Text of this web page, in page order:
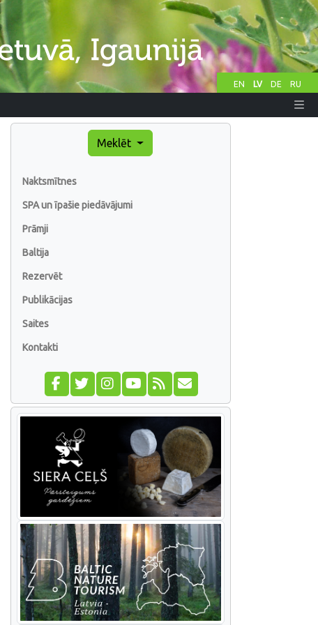
EN LV DE RU
Meklēt
Naktsmītnes
SPA un īpašie piedāvājumi
Prāmji
Baltija
Rezervēt
Publikācijas
Saites
Kontakti